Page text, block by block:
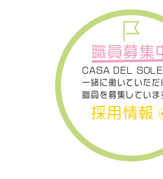
職員募集
CASA DEL SOLE
一緒に働いていただ
職員を募集していま
採用情報